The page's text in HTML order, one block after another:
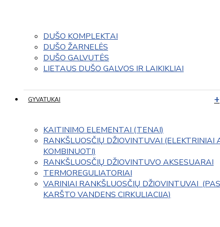
DUŠO KOMPLEKTAI
DUŠO ŽARNELĖS
DUŠO GALVUTĖS
LIETAUS DUŠO GALVOS IR LAIKIKLIAI
GYVATUKAI
KAITINIMO ELEMENTAI (TENAI)
RANKŠLUOSČIŲ DŽIOVINTUVAI (ELEKTRINIAI
KOMBINUOTI)
RANKŠLUOSČIŲ DŽIOVINTUVO AKSESUARAI
TERMOREGULIATORIAI
VARINIAI RANKŠLUOSČIŲ DŽIOVINTUVAI
KARŠTO VANDENS CIRKULIACIJA)